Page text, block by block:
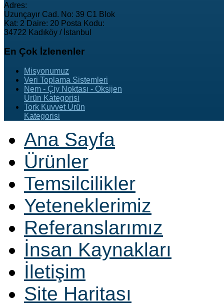
Adres:
Uzunçayır Cad. No: 39 C1 Blok
Kat: 2 Daire: 20 Posta Kodu:
34722 Kadıköy / İstanbul
En Çok İzlenenler
Misyonumuz
Veri Toplama Sistemleri
Nem - Çiy Noktası - Oksijen
Ürün Kategorisi
Tork Kuvvet Ürün
Kategorisi
Ana Sayfa
Ürünler
Temsilcilikler
Yeteneklerimiz
Referanslarımız
İnsan Kaynakları
İletişim
Site Haritası